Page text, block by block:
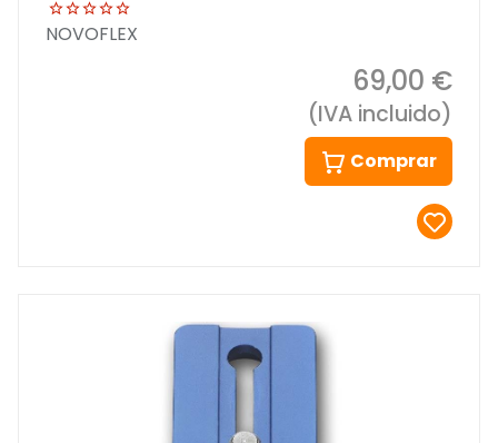
NOVOFLEX
69,00 €
(IVA incluido)
Comprar